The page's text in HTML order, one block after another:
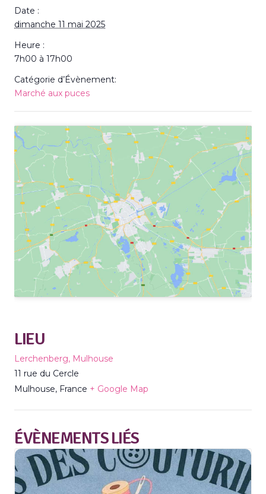
Date :
dimanche 11 mai 2025
Heure :
7h00 à 17h00
Catégorie d’Évènement:
Marché aux puces
LIEU
Lerchenberg, Mulhouse
11 rue du Cercle
Mulhouse, France + Google Map
ÉVÈNEMENTS LIÉS